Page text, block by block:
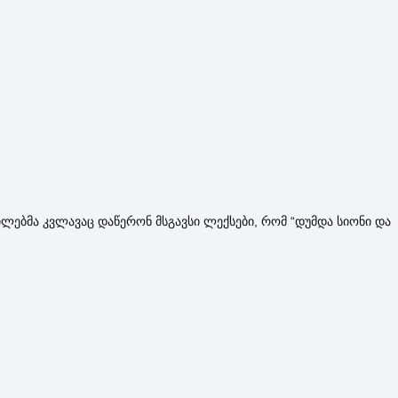
კვლავაც დაწერონ მსგავსი ლექსები, რომ “დუმდა სიონი და